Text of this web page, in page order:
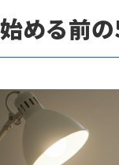
める前の